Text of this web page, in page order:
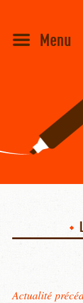
Menu
Actualité